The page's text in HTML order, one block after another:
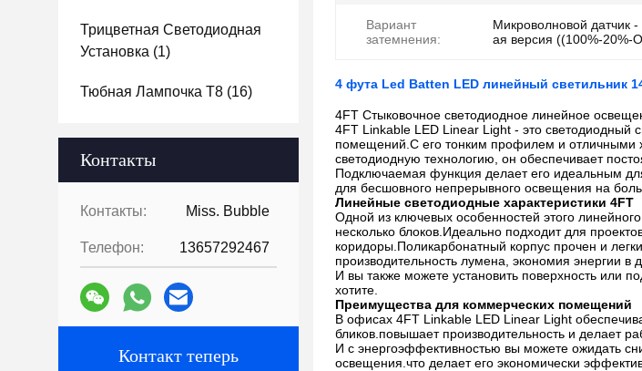
Трицветная Светодиодная
Установка (1)
Тюбная Лампочка T8 (16)
Контакты
Контакты: Miss. Bubble
Телефон: 13657292467
Контакт теперь
Вариант
затемнения:
Микроволновой датчик -
ая версия ((100%-20%-
4 фута Led Batten LED линейный светильник
4FT Стыковочное светодиодное линейное
4FT Linkable LED Linear Light - это светодиодный
помещений.С его тонким профилем и отличными
светодиодную технологию, он обеспечивает
Подключаемая функция делает его идеальным
для бесшовного непрерывного освещения на
Линейные светодиодные характеристики 4FT
Одной из ключевых особенностей этого
несколько блоков.Идеально подходит для
коридоры.Поликарбонатный корпус прочен и
производительность лумена, экономия энергии в
И вы также можете установить поверхность или
хотите.
Преимущества для коммерческих помещений
В офисах 4FT Linkable LED Linear Light
бликов.повышает производительность и делает
И с энергоэффективностью вы можете ожидать
освещения.что делает его экономически